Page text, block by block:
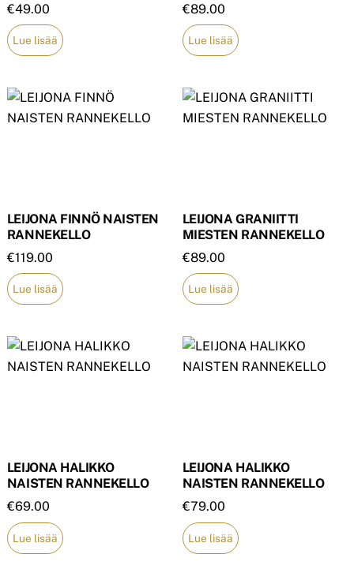
€49.00
Lue lisää
€89.00
Lue lisää
LEIJONA FINNÖ NAISTEN
RANNEKELLO
€119.00
Lue lisää
LEIJONA GRANIITTI
MIESTEN RANNEKELLO
€89.00
Lue lisää
LEIJONA HALIKKO
NAISTEN RANNEKELLO
€69.00
Lue lisää
LEIJONA HALIKKO
NAISTEN RANNEKELLO
€79.00
Lue lisää